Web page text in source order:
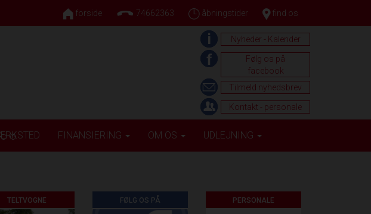
forside 74662363 åbningstider find os
Nyheder - Kalender
Følg os på
facebook
Tilmeld nyhedsbrev
Kontakt - personale
FINANSIERING OM OS UDLEJNING
TELTVOGNE FØLG OS PÅ PERSONALE